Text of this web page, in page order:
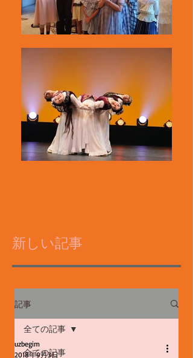
新しい記事
記事
全ての記事
全ての記事
uzbegim
2018年9月3日